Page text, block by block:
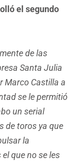
el segundo
de las
Santa Julia
Marco Castilla a
se le permitió
un serial
de toros ya que
la
que no se les